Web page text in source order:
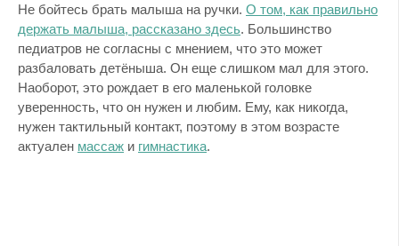
Не бойтесь брать малыша на ручки. О том, как правильно
держать малыша, рассказано здесь. Большинство
педиатров не согласны с мнением, что это может
разбаловать детёныша. Он еще слишком мал для этого.
Наоборот, это рождает в его маленькой головке
уверенность, что он нужен и любим. Ему, как никогда,
нужен тактильный контакт, поэтому в этом возрасте
актуален массаж и гимнастика.